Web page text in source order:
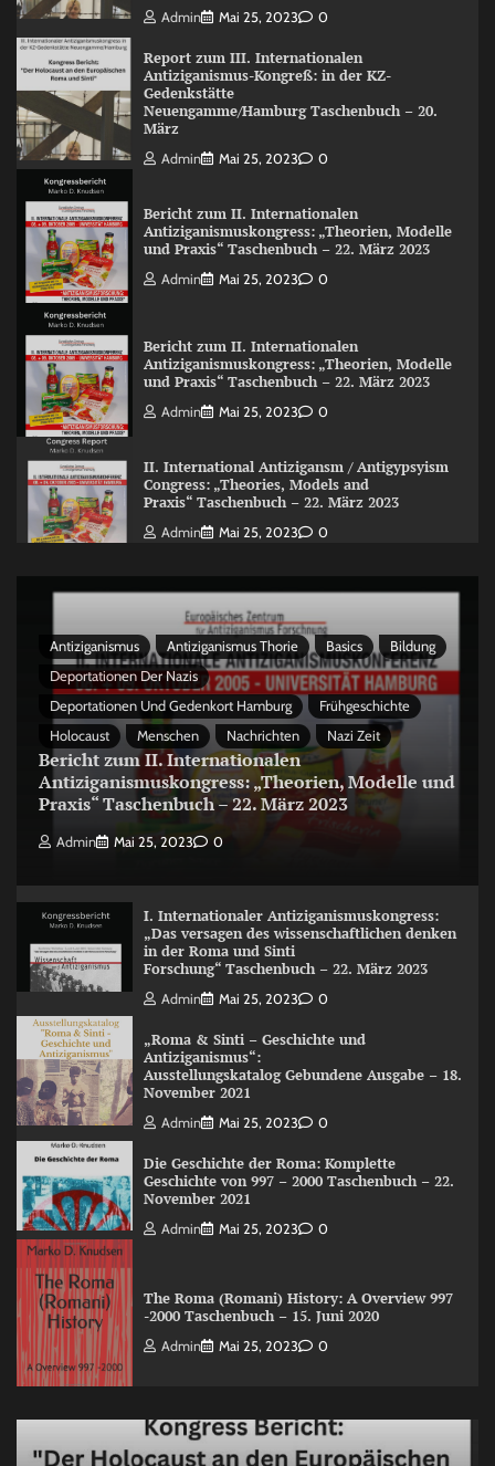
Admin Mai 25, 2023 0
Report zum III. Internationalen
Antiziganismus-Kongreß: in der KZ-
Gedenkstätte
Neuengamme/Hamburg Taschenbuch – 20.
März
Admin Mai 25, 2023 0
Bericht zum II. Internationalen
Antiziganismuskongress: „Theorien, Modelle
und Praxis“ Taschenbuch – 22. März 2023
Admin Mai 25, 2023 0
Bericht zum II. Internationalen
Antiziganismuskongress: „Theorien, Modelle
und Praxis“ Taschenbuch – 22. März 2023
Admin Mai 25, 2023 0
II. International Antizigansm / Antigypsyism
Congress: „Theories, Models and
Praxis“ Taschenbuch – 22. März 2023
Admin Mai 25, 2023 0
Antiziganismus Antiziganismus Thorie Basics
Bildung
Deportationen Der Nazis
Deportationen Und Gedenkort Hamburg
Frühgeschichte
Holocaust
Menschen Nachrichten Nazi Zeit
Bericht zum II. Internationalen
Antiziganismuskongress: „Theorien, Modelle und
Praxis“ Taschenbuch – 22. März 2023
Admin Mai 25, 2023 0
I. Internationaler Antiziganismuskongress:
„Das versagen des wissenschaftlichen denken
in der Roma und Sinti
Forschung“ Taschenbuch – 22. März 2023
Admin Mai 25, 2023 0
„Roma & Sinti – Geschichte und
Antiziganismus“:
Ausstellungskatalog Gebundene Ausgabe – 18.
November 2021
Admin Mai 25, 2023 0
Die Geschichte der Roma: Komplette
Geschichte von 997 – 2000 Taschenbuch – 22.
November 2021
Admin Mai 25, 2023 0
The Roma (Romani) History: A Overview 997
-2000 Taschenbuch – 15. Juni 2020
Admin Mai 25, 2023 0